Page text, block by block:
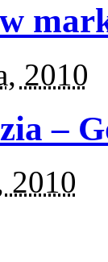
2010
–
2010